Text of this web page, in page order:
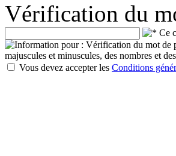
Vérification du
Vous devez accepter les Conditions